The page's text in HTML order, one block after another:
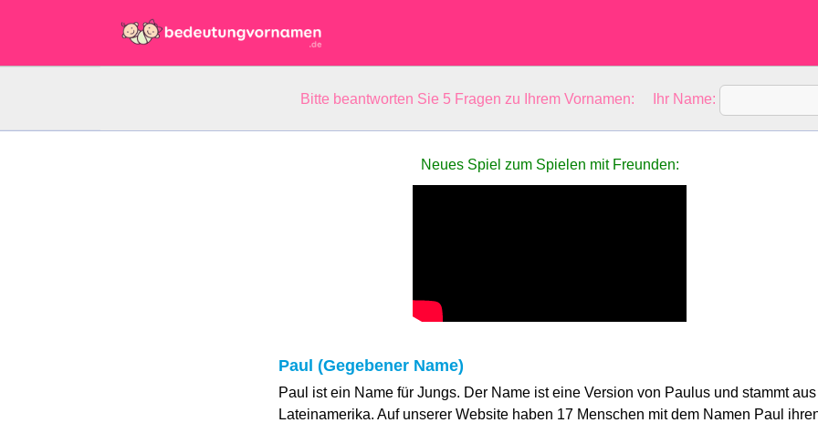
Bitte beantworten Sie 5 Fragen zu Ihrem Vornamen: Ihr Name:
Neues Spiel zum Spielen mit Freunden:
Paul (Gegebener Name)
Paul ist ein Name für Jungs. Der Name ist eine Version von Paulus und stammt aus
Lateinamerika. Auf unserer Website haben 17 Menschen mit dem Namen Paul